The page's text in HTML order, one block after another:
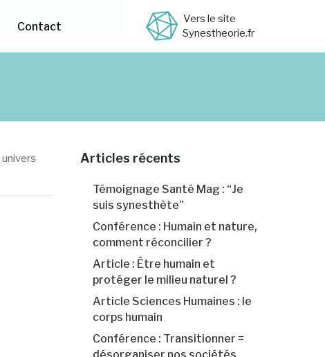
Contact
Vers le site
Synestheorie.fr
univers
Articles récents
Témoignage Santé Mag : “Je
suis synesthète”
Conférence : Humain et nature,
comment réconcilier ?
Article : Être humain et
protéger le milieu naturel ?
Article Sciences Humaines : le
corps humain
Conférence : Transitionner =